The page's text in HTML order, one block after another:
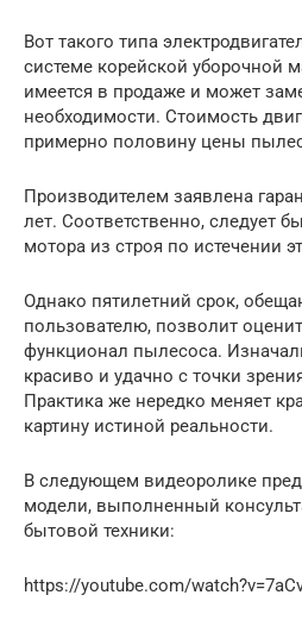
Вот такого типа
системе корейской уборочной
имеется в продаже и может
необходимости. Стоимость
примерно половину цены
Производителем заявлена
лет. Соответственно, следует
мотора из строя по истечении
Однако пятилетний срок,
пользователю, позволит
функционал пылесоса.
красиво и удачно с точки
Практика же нередко меняет
картину истиной реальности.
В следующем видеоролике
модели, выполненный
бытовой техники:
https://youtube.com/